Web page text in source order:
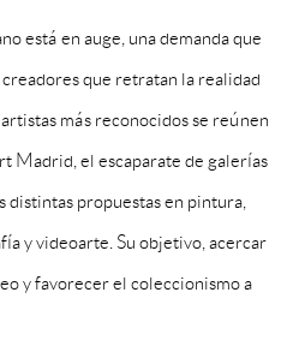
está en auge, una demanda que
que retratan la realidad
más reconocidos se reúnen
Madrid, el escaparate de galerías
distintas propuestas en pintura,
y videoarte. Su objetivo, acercar
y favorecer el coleccionismo a